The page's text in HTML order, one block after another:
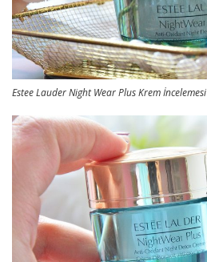
Estee Lauder Night Wear Plus Krem İncelemesi